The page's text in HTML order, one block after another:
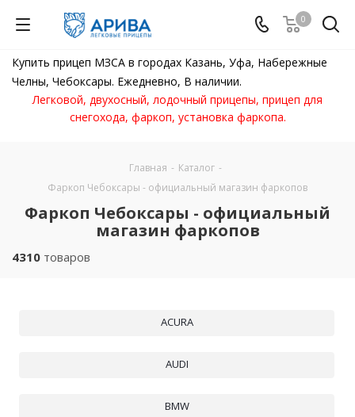
0
Купить прицеп МЗСА в городах Казань, Уфа, Набережные
Челны, Чебоксары. Ежедневно, В наличии.
Легковой, двухосный, лодочный прицепы, прицеп для
снегохода, фаркоп, установка фаркопа.
Главная - Каталог -
Фаркоп Чебоксары - официальный магазин фаркопов
Фаркоп Чебоксары - официальный
магазин фаркопов
4310 товаров
ACURA
AUDI
BMW